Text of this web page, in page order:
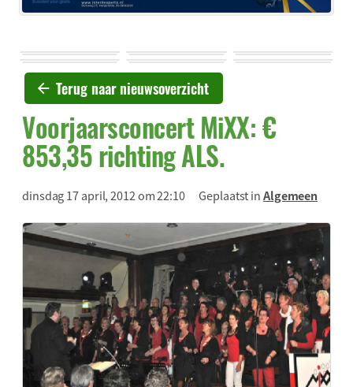
Terug naar nieuwsoverzicht
Voorjaarsconcert MiXX: €
853,35 richting ALS.
dinsdag 17 april, 2012 om 22:10 Geplaatst inAlgemeen